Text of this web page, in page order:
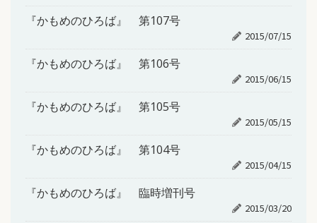
『かもめのひろば』 第107号
2015/07/15
『かもめのひろば』 第106号
2015/06/15
『かもめのひろば』 第105号
2015/05/15
『かもめのひろば』 第104号
2015/04/15
『かもめのひろば』 臨時増刊号
2015/03/20